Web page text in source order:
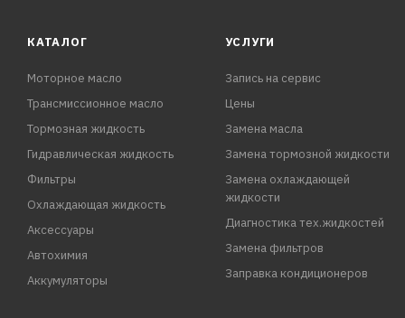
КАТАЛОГ
Моторное масло
Трансмиссионное масло
Тормозная жидкость
Гидравлическая жидкость
Фильтры
Охлаждающая жидкость
Аксессуары
Автохимия
Аккумуляторы
УСЛУГИ
Запись на сервис
Цены
Замена масла
Замена тормозной жидкости
Замена охлаждающей
жидкости
Диагностика тех.жидкостей
Замена фильтров
Заправка кондиционеров